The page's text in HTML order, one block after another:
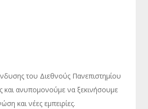
του Διεθνούς Πανεπιστημίου
και ανυπομονούμε να ξεκινήσουμε
και νέες εμπειρίες.